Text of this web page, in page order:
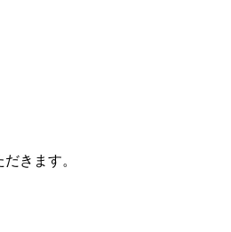
きます。